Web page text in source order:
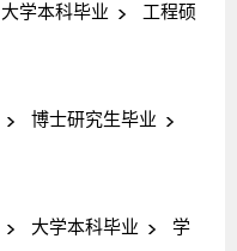
大学本科毕业
工程硕
博士研究生毕业
大学本科毕业
学